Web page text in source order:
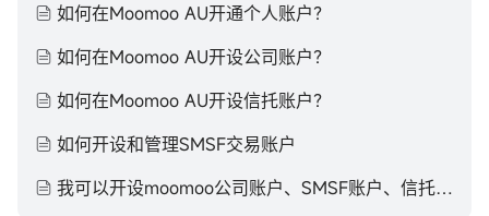
如何在Moomoo AU开通个人账户？
如何在Moomoo AU开设公司账户？
如何在Moomoo AU开设信托账户？
如何开设和管理SMSF交易账户
我可以开设moomoo公司账户、SMSF账户、信托账户吗